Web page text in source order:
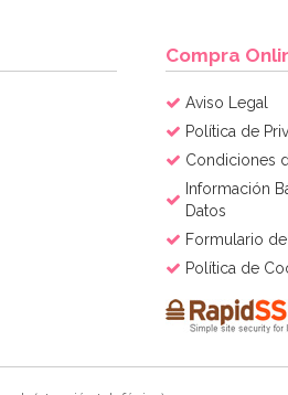
Compra
Aviso Legal
Política de
Condiciones
Información
Datos
Formulario
Política de